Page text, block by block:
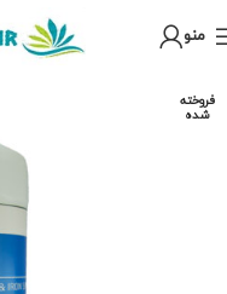
منو
فروخته
شده